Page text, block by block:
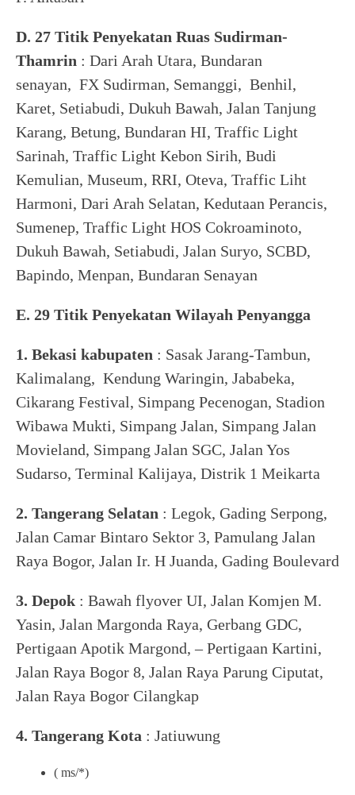
D. 27 Titik Penyekatan Ruas Sudirman-
Thamrin : Dari Arah Utara, Bundaran
senayan, FX Sudirman, Semanggi, Benhil,
Karet, Setiabudi, Dukuh Bawah, Jalan Tanjung
Karang, Betung, Bundaran HI, Traffic Light
Sarinah, Traffic Light Kebon Sirih, Budi
Kemulian, Museum, RRI, Oteva, Traffic Liht
Harmoni, Dari Arah Selatan, Kedutaan Perancis,
Sumenep, Traffic Light HOS Cokroaminoto,
Dukuh Bawah, Setiabudi, Jalan Suryo, SCBD,
Bapindo, Menpan, Bundaran Senayan
E. 29 Titik Penyekatan Wilayah Penyangga
1. Bekasi kabupaten : Sasak Jarang-Tambun,
Kalimalang, Kendung Waringin, Jababeka,
Cikarang Festival, Simpang Pecenogan, Stadion
Wibawa Mukti, Simpang Jalan, Simpang Jalan
Movieland, Simpang Jalan SGC, Jalan Yos
Sudarso, Terminal Kalijaya, Distrik 1 Meikarta
2. Tangerang Selatan : Legok, Gading Serpong,
Jalan Camar Bintaro Sektor 3, Pamulang Jalan
Raya Bogor, Jalan Ir. H Juanda, Gading Boulevard
3. Depok : Bawah flyover UI, Jalan Komjen M.
Yasin, Jalan Margonda Raya, Gerbang GDC,
Pertigaan Apotik Margond, – Pertigaan Kartini,
Jalan Raya Bogor 8, Jalan Raya Parung Ciputat,
Jalan Raya Bogor Cilangkap
4. Tangerang Kota : Jatiuwung
( ms/*)